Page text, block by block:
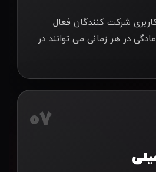
شرکت کنندگان فعال
در هر زمانی می توانند در
07